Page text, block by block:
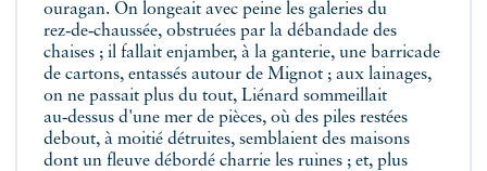
ouragan. On longeait avec peine les galeries du
rez‑de‑chaussée, obstruées par la débandade des
chaises ; il fallait enjamber, à la ganterie, une barricade
de cartons, entassés autour de Mignot ; aux lainages,
on ne passait plus du tout, Liénard sommeillait
au‑dessus d'une mer de pièces, où des piles restées
debout, à moitié détruites, semblaient des maisons
dont un fleuve débordé charrie les ruines ; et, plus